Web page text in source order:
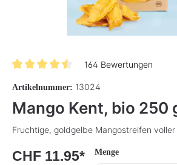
164 Bewertungen
Artikelnummer: 13024
Mango Kent, bio 250
Fruchtige, goldgelbe Mangostreifen voller
CHF 11.95* Mengeauswählen